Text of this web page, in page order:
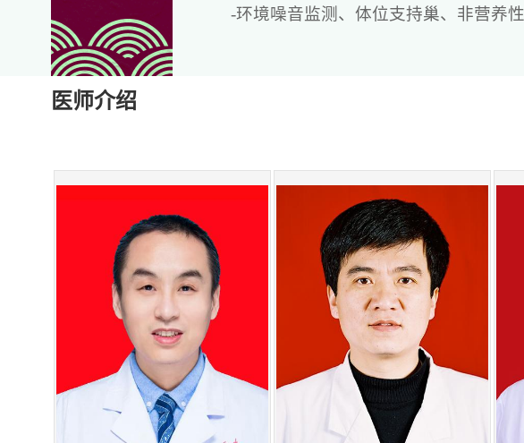
-环境噪音监测、体位支持巢、非营养
-对于有需求的患儿推行「袋鼠式护理
-设置「家庭过渡病房」，指导喂养及
医师介绍